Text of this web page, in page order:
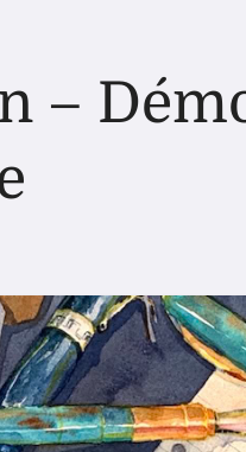
Tiếng Việt
简体中文
–